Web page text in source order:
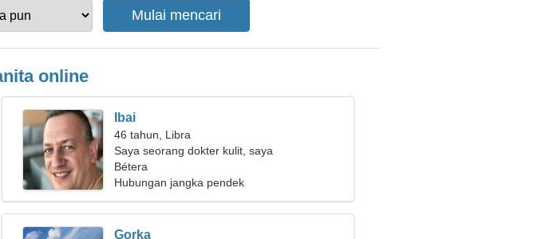
online
Ibai
46 tahun, Libra
Saya seorang dokter kulit, saya
membutuhkan wanita yang cerdas
Bétera
Hubungan jangka pendek
Gorka